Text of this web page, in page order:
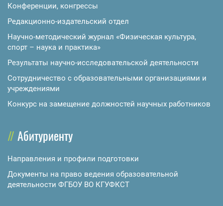
Конференции, конгрессы
Редакционно-издательский отдел
Научно-методический журнал «Физическая культура,
спорт – наука и практика»
Результаты научно-исследовательской деятельности
Сотрудничество с образовательными организациями и
учреждениями
Конкурс на замещение должностей научных работников
Абитуриенту
Направления и профили подготовки
Документы на право ведения образовательной
деятельности ФГБОУ ВО КГУФКСТ